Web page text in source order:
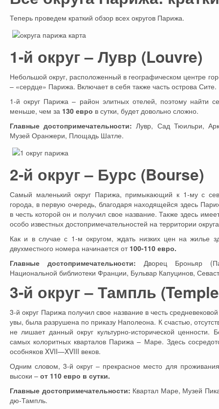
Теперь проведем краткий обзор всех округов Парижа.
1-й округ – Лувр (Louvre)
Небольшой округ, расположенный в географическом центре
– «сердце» Парижа. Включает в себя также часть острова Сите.
1-й округ Парижа – район элитных отелей, поэтому найти
меньше, чем за 130 евро в сутки, будет довольно сложно.
Главные достопримечательности: Лувр, Сад Тюильри,
Музей Оранжери, Площадь Шатле.
2-й округ – Бурс (Bourse)
Самый маленький округ Парижа, примыкающий к 1-му с
города, в первую очередь, благодаря находящейся здесь
в честь которой он и получил свое название. Также здесь
особо известных достопримечательностей на территории
Как и в случае с 1-м округом, ждать низких цен на жилье
двухместного номера начинается от 100-110 евро.
Главные достопримечательности: Дворец Броньяр
Национальной библиотеки Франции, Бульвар Капуцинов,
3-й округ – Тампль
3-й округ Парижа получил свое название в честь
увы, была разрушена по приказу Наполеона. К счастью,
не лишает данный округ культурно-исторической ценности.
самых колоритных кварталов Парижа – Маре. Здесь
особняков XVII—XVIII веков.
Одним словом, 3-й округ – прекрасное место для
высоки – от 110 евро в сутки.
Главные достопримечательности: Квартал Маре, Музей
дю-Тампль.